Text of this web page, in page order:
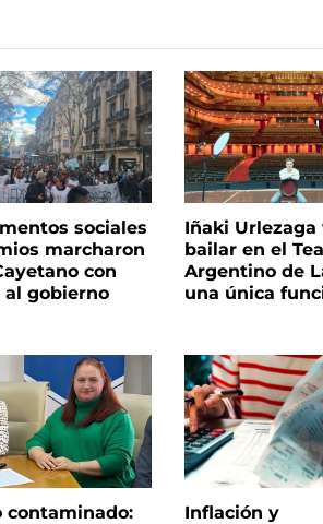
sociales
marcharon
con
al gobierno
Iñaki Urlezaga
bailar en el
Argentino de
una única
contaminado:
Inflación y